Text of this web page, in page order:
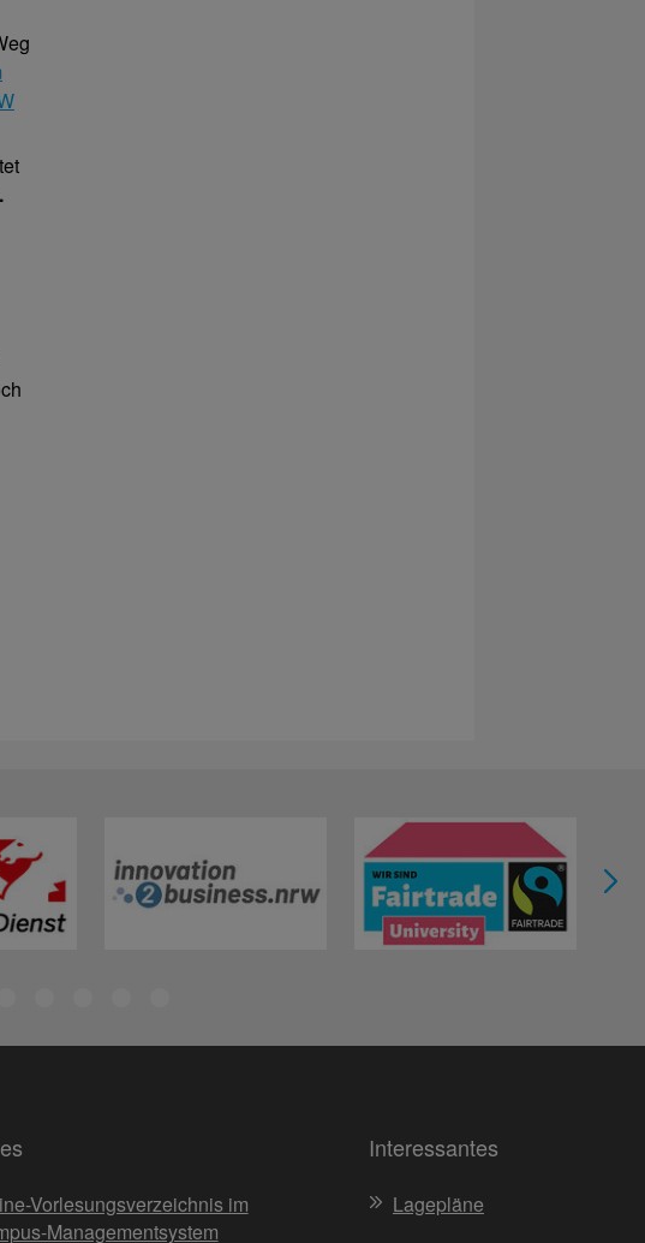
Vorlesungsverzeichnis im
Managementsystem
Interessantes
Lagepläne